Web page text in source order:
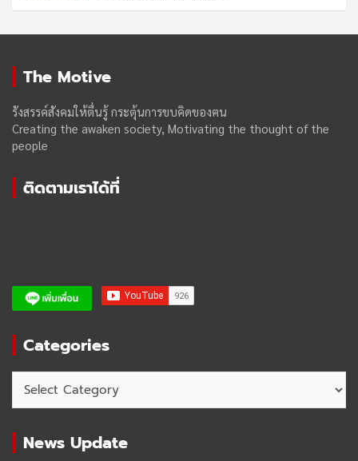
The Motive
รังสรรค์สังคมให้ตื่นรู้ กระตุ้นการขบคิดของฅน
Creating the awaken society, Motivating the thought of the
people
ติดตามเราได้ที่
Categories
News Update